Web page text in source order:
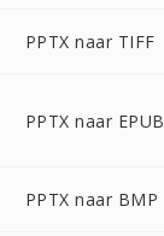
PPTX naar TIFF
PPTX naar EPUB
PPTX naar BMP